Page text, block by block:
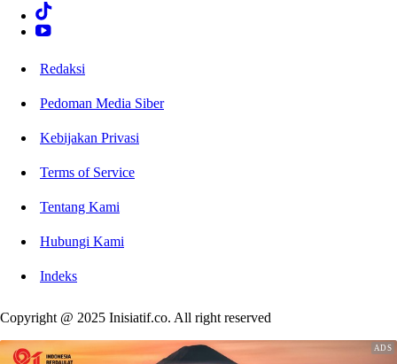
Redaksi
Pedoman Media Siber
Kebijakan Privasi
Terms of Service
Tentang Kami
Hubungi Kami
Indeks
Copyright @ 2025 Inisiatif.co. All right reserved